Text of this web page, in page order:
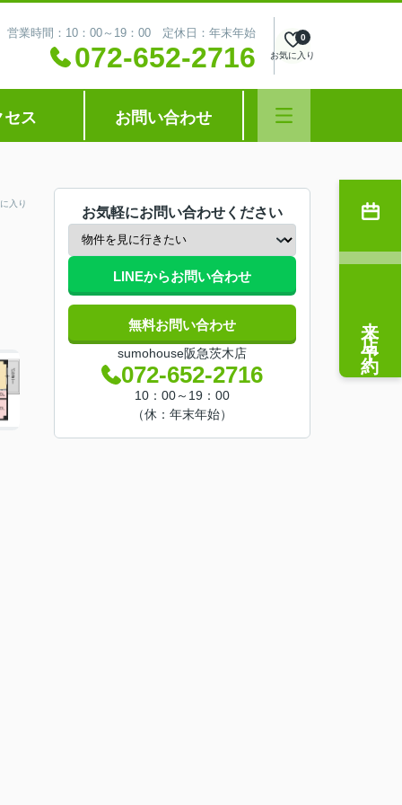
営業時間：10：00～19：00 定休日：年末年始
072-652-2716 お気に入り
0
セス お問い合わせ
入り
お気軽にお問い合わせください
LINEからお問い合わせ
無料お問い合わせ
sumohouse阪急茨木店
072-652-2716
10：00～19：00
（休：年末年始）
来店予約